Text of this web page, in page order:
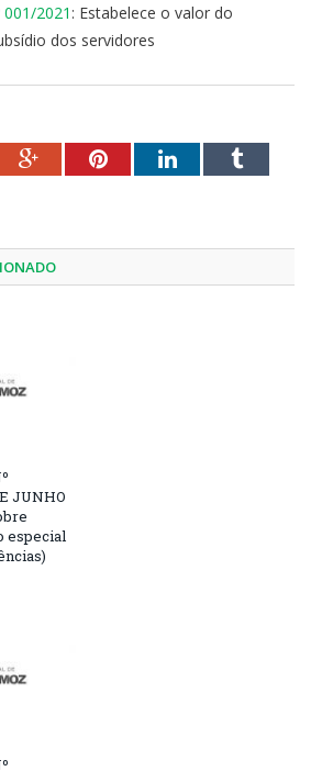
2021 : Estabelece o valor do
dos servidores
Google+PinterestLinkedInTumblr
JUNHO
especial